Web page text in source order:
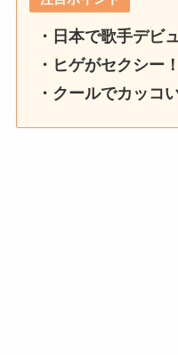
・日本で歌手デビ
・ヒゲがセクシー！
・クールでカッコ